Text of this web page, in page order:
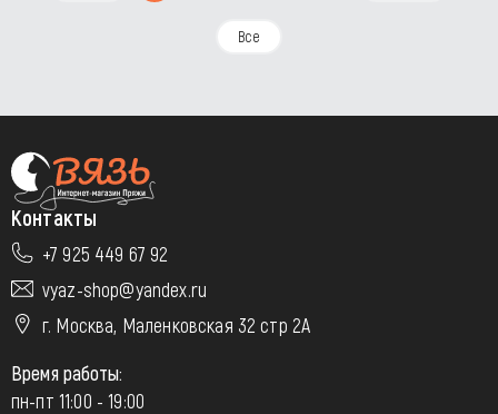
Все
Контакты
+7 925 449 67 92
vyaz-shop@yandex.ru
г. Москва, Маленковская 32 стр 2А
Время работы:
пн-пт 11:00 - 19:00